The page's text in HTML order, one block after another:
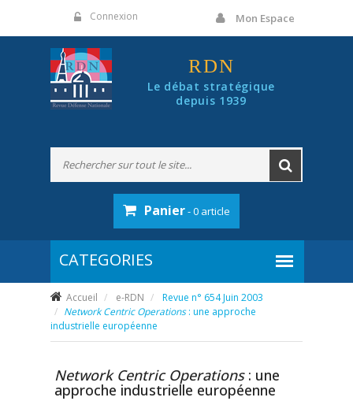
Connexion Mon Espace
RDN
Le débat stratégique
depuis 1939
Panier- 0 article
Accueil e-RDN
Revue n° 654 Juin 2003
Network Centric Operations: une approche
industrielle européenne
Network Centric Operations: une
approche industrielle européenne